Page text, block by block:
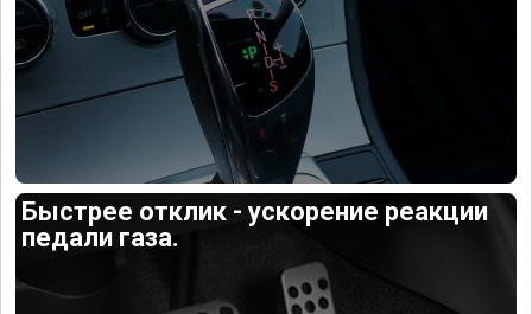
Быстрее отклик - ускорение реакции
педали газа.